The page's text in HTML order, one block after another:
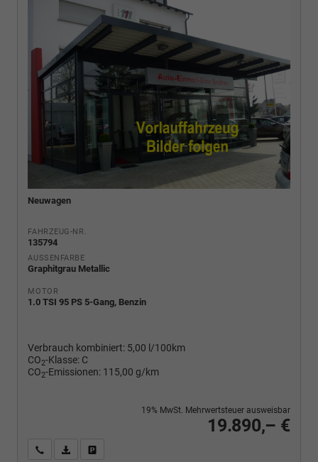
Neuwagen
FAHRZEUG-NR.
135794
AUSSENFARBE
Graphitgrau Metallic
MOTOR
1.0 TSI 95 PS 5-Gang, Benzin
Verbrauch kombiniert: 5,00 l/100km
CO2-Klasse: C
CO2-Emissionen: 115,00 g/km
19.890,– €
19% MwSt. Mehrwertsteuer ausweisbar
Wir rufen Sie anPDF-Fahrzeugexposé drucken